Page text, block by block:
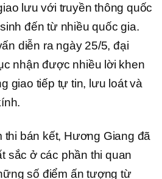
lưu với truyền thông quốc
đến từ nhiều quốc gia.
diễn ra ngày 25/5, đại
nhận được nhiều lời khen
giao tiếp tự tin, lưu loát và
thi bán kết, Hương Giang đã
sắc ở các phần thi quan
số điểm ấn tượng từ